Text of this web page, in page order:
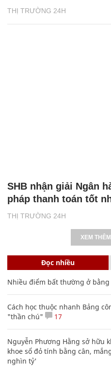
THỊ TRƯỜNG 24H
THỊ TRƯỜNG 24H
SHB nhận giải Ngân
pháp thanh toán tốt
XEM
Đọc nhiều
Nhiều điểm bất thường ở bằng
Cách học thuộc nhanh Bảng
"thần chú"
17
Nguyễn Phương Hằng sở hữu
khoe sổ đỏ tính bằng cân,
nghìn tỷ'